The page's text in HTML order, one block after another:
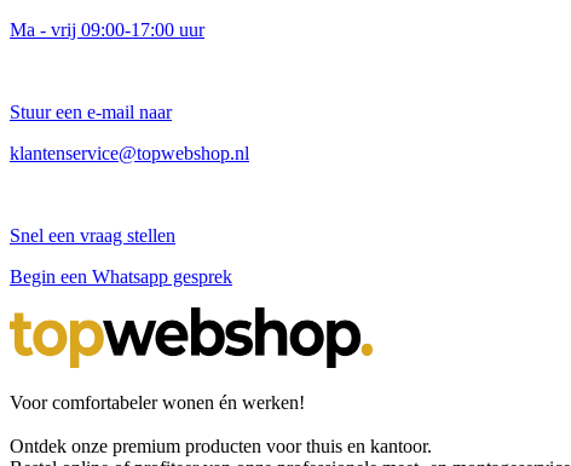
Ma - vrij 09:00-17:00 uur
Stuur een e-mail naar
klantenservice@topwebshop.nl
Snel een vraag stellen
Begin een Whatsapp gesprek
Voor comfortabeler wonen én werken!
Ontdek onze premium producten voor thuis en kantoor.